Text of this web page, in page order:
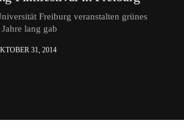
Freiburg veranstalten grünes
lang gab
31, 2014